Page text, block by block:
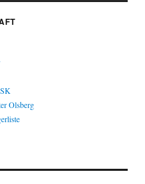
Olsberg